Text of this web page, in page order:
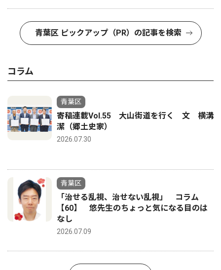
青葉区 ピックアップ（PR）の記事を検索
コラム
青葉区
寄稿連載Vol.55 大山街道を行く 文 横溝
潔（郷土史家）
2026.07.30
青葉区
「治せる乱視、治せない乱視」 コラム
【60】 悠先生のちょっと気になる目のは
なし
2026.07.09